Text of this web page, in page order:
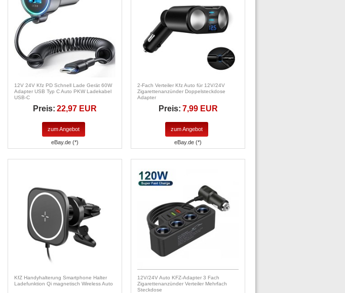
12V 24V Kfz PD Schnell Lade Gerät 60W
Adapter USB Typ C Auto PKW Ladekabel
USB-C
Preis: 22,97 EUR
zum Angebot
eBay.de (*)
2-Fach Verteiler Kfz Auto für 12V/24V
Zigarettenanzünder Doppelsteckdose
Adapter
Preis: 7,99 EUR
zum Angebot
eBay.de (*)
KfZ Handyhalterung Smartphone Halter
Ladefunktion Qi magnetisch Wireless Auto
12V/24V Auto KFZ-Adapter 3 Fach
Zigarettenanzünder Verteiler Mehrfach
Steckdose